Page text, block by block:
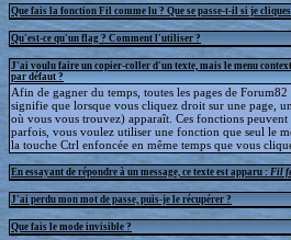
Que fais la fonction Fil comme lu ? Que se passe-t-il si je
Qu'est-ce qu'un flag ? Comment l'utiliser ?
J'ai voulu faire un copier-coller d'un texte, mais le menu
par défaut ?
Afin de gagner du temps, toutes les pages de
signifie que lorsque vous cliquez droit sur une page,
où vous vous trouvez) apparaît. Ces fonctions peuvent
parfois, vous voulez utiliser une fonction que seul le
la touche Ctrl enfoncée en même temps que vous
En essayant de répondre à un message, ce texte est apparu : Fil
J'ai perdu mon mot de passe, puis-je le récupérer ?
Que fais le mode invisible ?